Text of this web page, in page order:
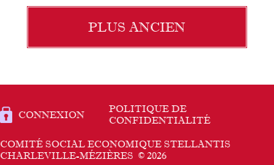
PLUS ANCIEN
CONNEXION
POLITIQUE DE
CONFIDENTIALITÉ
COMITÉ SOCIAL ECONOMIQUE STELLANTIS
CHARLEVILLE-MÉZIÈRES © 2026